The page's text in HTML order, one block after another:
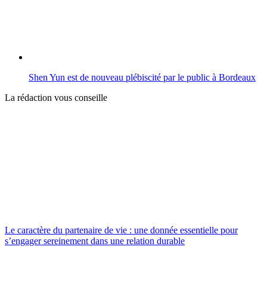
Shen Yun est de nouveau plébiscité par le public à Bordeaux
La rédaction vous conseille
Le caractère du partenaire de vie : une donnée essentielle pour
s’engager sereinement dans une relation durable